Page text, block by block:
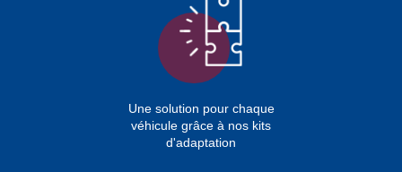
Une solution pour chaque
véhicule grâce à nos kits
d'adaptation